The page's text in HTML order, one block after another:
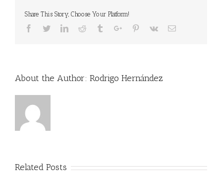
Share This Story, Choose Your Platform!
Facebook
TwitterLinkedinReddit TumblrGoogle+Pinterest
Vk Email
About the Author: Rodrigo Hernández
Related Posts